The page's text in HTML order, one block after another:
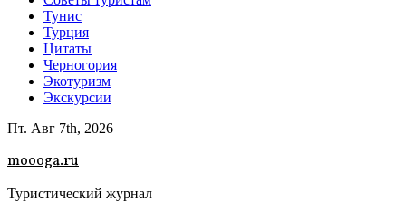
Тунис
Турция
Цитаты
Черногория
Экотуризм
Экскурсии
Пт. Авг 7th, 2026
moooga.ru
Туристический журнал